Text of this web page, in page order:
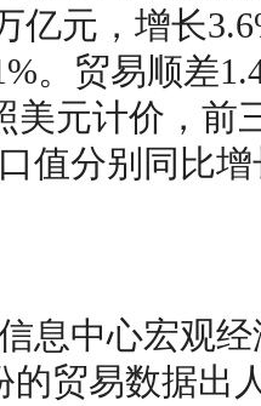
亿元，增长
。贸易顺差
美元计价，前
值分别同比增
中心宏观经
的贸易数据出